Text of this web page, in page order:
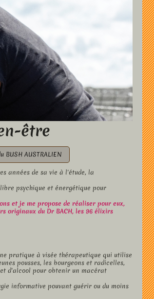
être
BUSH AUSTRALIEN
années de sa vie à l'étude, la
psychique et énergétique pour
et je me propose de réaliser pour eux,
originaux du Dr BACH, les 96 élixirs
pratique à visée thérapeutique qui utilise
pousses, les bourgeons et radicelles,
d'alcool pour obtenir un macérat
informative pouvant guérir ou du moins